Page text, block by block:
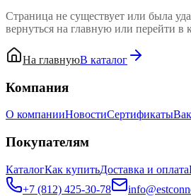
Страница не существует или была
вернуться на главную или перейти в
На главнуюВ каталог
Компания
О компанииНовостиСертификаты
Покупателям
КаталогКак купитьДоставка и оплата
+7 (812) 425-30-78